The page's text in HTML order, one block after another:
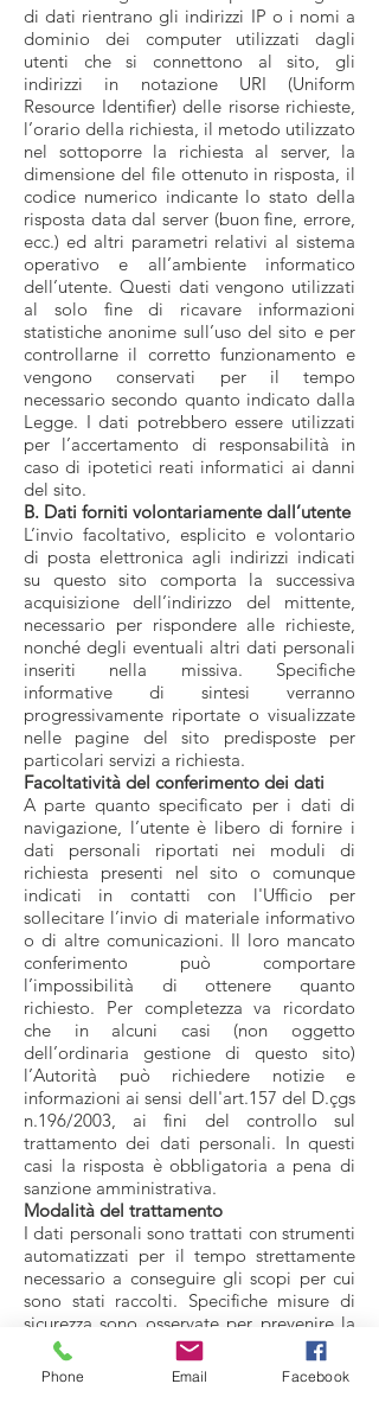
di dati rientrano gli indirizzi IP o i nomi a
dominio dei computer utilizzati dagli
utenti che si connettono al sito, gli
indirizzi in notazione URI (Uniform
Resource Identifier) delle risorse richieste,
l’orario della richiesta, il metodo utilizzato
nel sottoporre la richiesta al server, la
dimensione del file ottenuto in risposta, il
codice numerico indicante lo stato della
risposta data dal server (buon fine, errore,
ecc.) ed altri parametri relativi al sistema
operativo e all’ambiente informatico
dell’utente. Questi dati vengono utilizzati
al solo fine di ricavare informazioni
statistiche anonime sull’uso del sito e per
controllarne il corretto funzionamento e
vengono conservati per il tempo
necessario secondo quanto indicato dalla
Legge. I dati potrebbero essere utilizzati
per l’accertamento di responsabilità in
caso di ipotetici reati informatici ai danni
del sito.
B. Dati forniti volontariamente dall’utente
L’invio facoltativo, esplicito e volontario
di posta elettronica agli indirizzi indicati
su questo sito comporta la successiva
acquisizione dell’indirizzo del mittente,
necessario per rispondere alle richieste,
nonché degli eventuali altri dati personali
inseriti nella missiva. Specifiche
informative di sintesi verranno
progressivamente riportate o visualizzate
nelle pagine del sito predisposte per
particolari servizi a richiesta.
Facoltatività del conferimento dei dati
A parte quanto specificato per i dati di
navigazione, l’utente è libero di fornire i
dati personali riportati nei moduli di
richiesta presenti nel sito o comunque
indicati in contatti con l'Ufficio per
sollecitare l’invio di materiale informativo
o di altre comunicazioni. Il loro mancato
conferimento può comportare
l’impossibilità di ottenere quanto
richiesto. Per completezza va ricordato
che in alcuni casi (non oggetto
dell’ordinaria gestione di questo sito)
l’Autorità può richiedere notizie e
informazioni ai sensi dell'art.157 del D.çgs
n.196/2003, ai fini del controllo sul
trattamento dei dati personali. In questi
casi la risposta è obbligatoria a pena di
sanzione amministrativa.
Modalità del trattamento
I dati personali sono trattati con strumenti
automatizzati per il tempo strettamente
necessario a conseguire gli scopi per cui
sono stati raccolti. Specifiche misure di
sicurezza sono osservate per prevenire la
perdita dei dati, usi illeciti o non corretti
ed accessi non autorizzati.
Diritti degli interessati
Phone Email Facebook